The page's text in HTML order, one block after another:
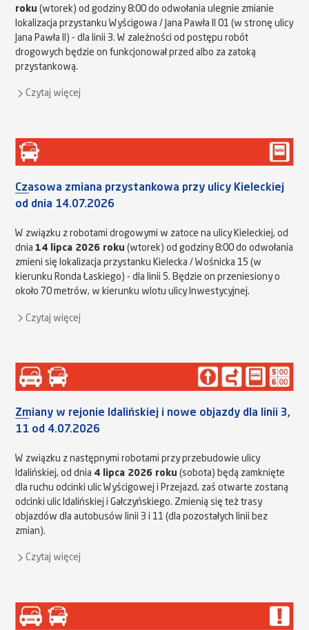
roku (wtorek) od godziny 8:00 do odwołania ulegnie zmianie
lokalizacja przystanku Wyścigowa / Jana Pawła II 01 (w stronę ulicy
Jana Pawła II) - dla linii 3. W zależności od postępu robót
drogowych będzie on funkcjonował przed albo za zatoką
przystankową.
Czytaj więcej
Czasowa zmiana przystankowa przy ulicy Kieleckiej
od dnia 14.07.2026
W związku z robotami drogowymi w zatoce na ulicy Kieleckiej, od
dnia 14 lipca 2026 roku (wtorek) od godziny 8:00 do odwołania
zmieni się lokalizacja przystanku Kielecka / Wośnicka 15 (w
kierunku Ronda Łaskiego) - dla linii 5. Będzie on przeniesiony o
około 70 metrów, w kierunku wlotu ulicy Inwestycyjnej.
Czytaj więcej
Zmiany w rejonie Idalińskiej i nowe objazdy dla linii 3,
11 od 4.07.2026
W związku z następnymi robotami przy przebudowie ulicy
Idalińskiej, od dnia 4 lipca 2026 roku (sobota) będą zamknięte
dla ruchu odcinki ulic Wyścigowej i Przejazd, zaś otwarte zostaną
odcinki ulic Idalińskiej i Gałczyńskiego. Zmienią się też trasy
objazdów dla autobusów linii 3 i 11 (dla pozostałych linii bez
zmian).
Czytaj więcej